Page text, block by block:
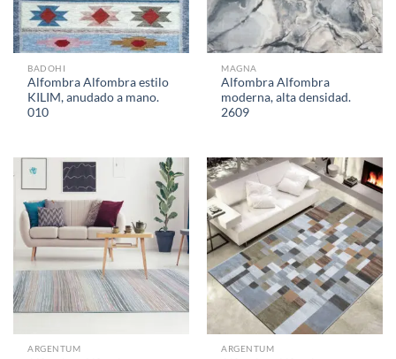
BADOHI
Alfombra Alfombra estilo
KILIM, anudado a mano.
010
MAGNA
Alfombra Alfombra
moderna, alta densidad.
2609
ARGENTUM ARGENTUM